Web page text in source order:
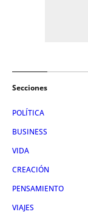
Secciones
POLÍTICA
BUSINESS
VIDA
CREACIÓN
PENSAMIENTO
VIAJES